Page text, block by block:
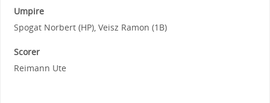
Umpire
Spogat Norbert (HP), Veisz Ramon (1B)
Scorer
Reimann Ute